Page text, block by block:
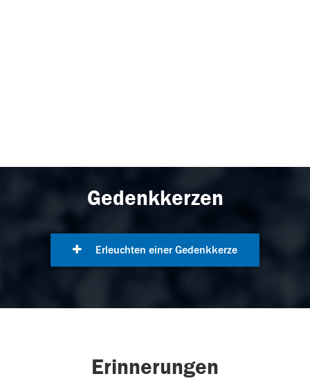
Gedenkkerzen
Erleuchten einer Gedenkkerze
Erinnerungen